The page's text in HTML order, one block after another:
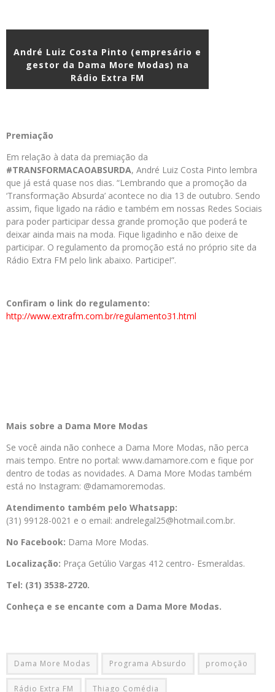
André Luiz Costa Pinto (empresário e
gestor da Dama More Modas) na
Rádio Extra FM
Premiação
Em relação à data da premiação da
#TRANSFORMACAOABSURDA, André Luiz Costa Pinto lembra
que já está quase nos dias. “Lembrando que a promoção da
‘Transformação Absurda’ acontece no dia 13 de outubro. Sendo
assim, fique ligado na rádio e também em nossas Redes Sociais
para poder participar dessa grande promoção que poderá te
deixar ainda mais na moda. Fique ligadinho e não deixe de
participar. O regulamento da promoção está no próprio site da
Rádio Extra FM pelo link abaixo. Participe!”.
Confiram o link do regulamento:
http://www.extrafm.com.br/regulamento31.html
Mais sobre a Dama More Modas
Se você ainda não conhece a Dama More Modas, não perca
mais tempo. Entre no portal: www.damamore.com e fique por
dentro de todas as novidades. A Dama More Modas também
está no Instagram: @damamoremodas.
Atendimento também pelo Whatsapp:
(31) 99128-0021 e o email: andrelegal25@hotmail.com.br.
No Facebook: Dama More Modas.
Localização: Praça Getúlio Vargas 412 centro- Esmeraldas.
Tel: (31) 3538-2720.
Conheça e se encante com a Dama More Modas.
Dama More Modas Programa Absurdo promoção
Rádio Extra FM Thiago Comédia